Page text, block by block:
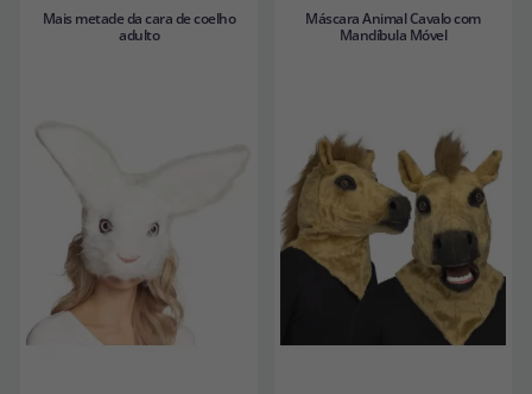
Mais metade da cara de coelho
adulto
Máscara Animal Cavalo com
Mandíbula Móvel